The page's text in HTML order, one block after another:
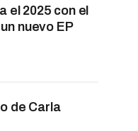
el 2025 con el
nuevo EP
de Carla